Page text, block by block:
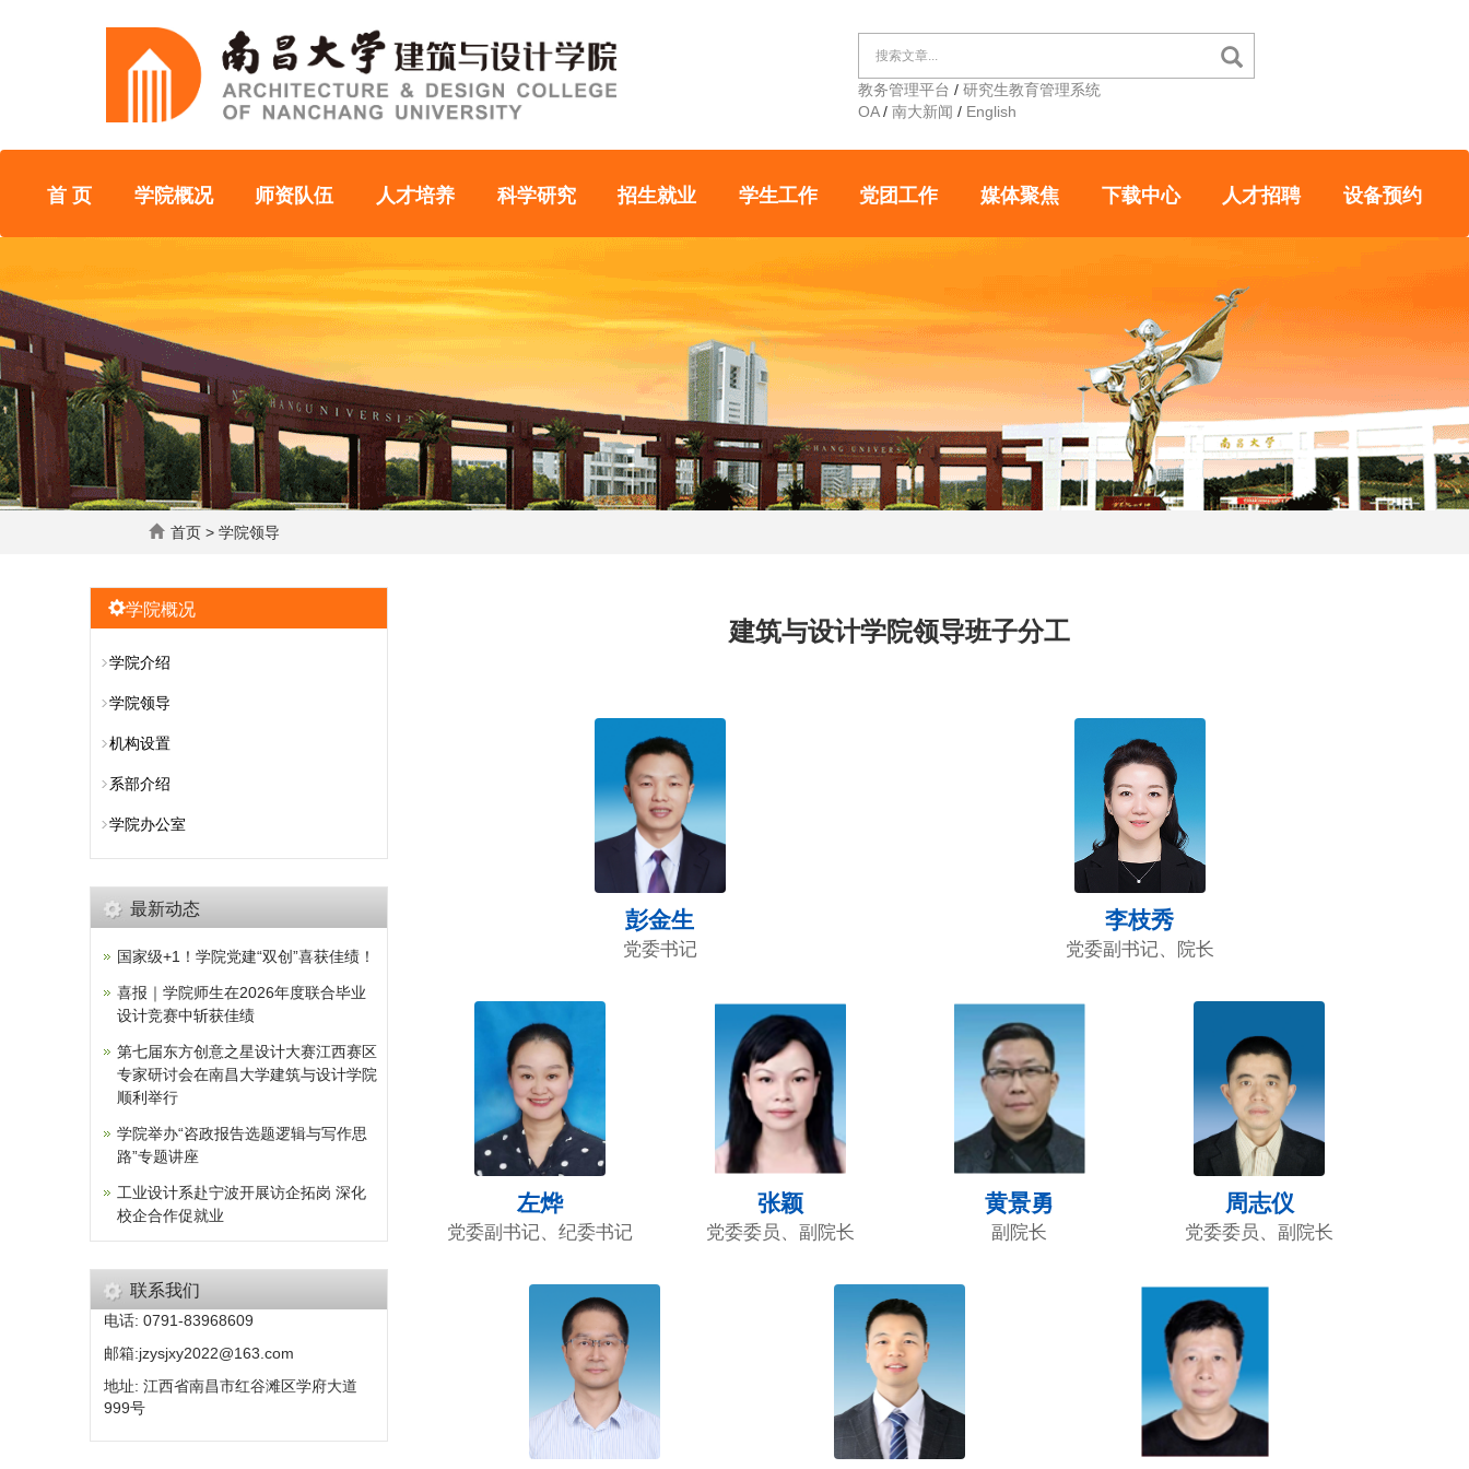
教务管理平台 /研究生教育管理系统
OA/南大新闻 / English
首 页 学院概况 师资队伍 人才培养 科学研究 招生就业 学生工作 党团工作 媒体聚焦 下载中心 人才招聘 设备预约
首页> 学院领导
建筑与设计学院领导班子分工
彭金生
党委书记
李枝秀
党委副书记、院长
左烨
党委副书记、纪委书记
张颖
党委委员、副院长
黄景勇
副院长
周志仪
党委委员、副院长
学院概况
学院介绍
学院领导
机构设置
系部介绍
学院办公室
最新动态
国家级+1！学院党建“双创”喜获佳绩！
喜报｜学院师生在2026年度联合毕业
设计竞赛中斩获佳绩
第七届东方创意之星设计大赛江西赛区
专家研讨会在南昌大学建筑与设计学院
顺利举行
学院举办“咨政报告选题逻辑与写作思
路”专题讲座
工业设计系赴宁波开展访企拓岗 深化
校企合作促就业
联系我们
电话: 0791-83968609
邮箱:jzysjxy2022@163.com
地址: 江西省南昌市红谷滩区学府大道
999号